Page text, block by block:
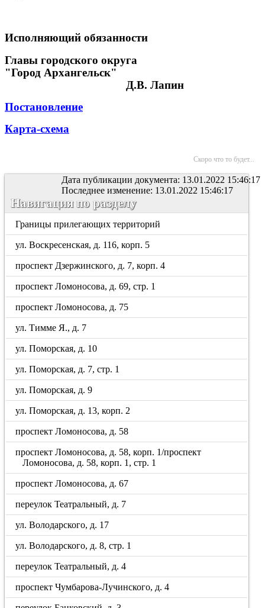
Исполняющий обязанности
Главы городского округа
"Город Архангельск"
Д.В. Лапин
Постановление
Карта-схема
Скоро что то будет...
Дата публикации документа: 13.01.2022 15:46:17
Последнее изменение: 13.01.2022 15:46:17
Навигация по разделу
Границы прилегающих территорий
ул. Воскресенская, д. 116, корп. 5
проспект Дзержинского, д. 7, корп. 4
проспект Ломоносова, д. 69, стр. 1
проспект Ломоносова, д. 75
ул. Тимме Я., д. 7
ул. Поморская, д. 10
ул. Поморская, д. 7, стр. 1
ул. Поморская, д. 9
ул. Поморская, д. 13, корп. 2
проспект Ломоносова, д. 58
проспект Ломоносова, д. 58, корп. 1/проспект
Ломоносова, д. 58, корп. 1, стр. 1
проспект Ломоносова, д. 67
переулок Театральный, д. 7
ул. Володарского, д. 17
ул. Володарского, д. 8, стр. 1
переулок Театральный, д. 4
проспект Чумбарова-Лучинского, д. 4